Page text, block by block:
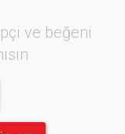
ve beğeni